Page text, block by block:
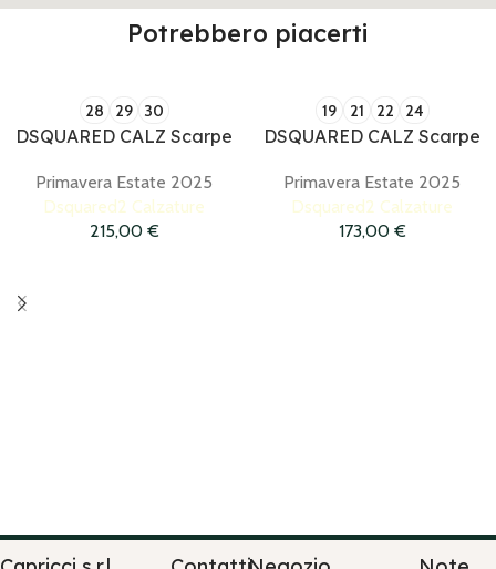
Potrebbero piacerti
28 29 30
DSQUARED CALZ Scarpe
Primavera Estate 2025
Dsquared2 Calzature
215,00 €
19 21 22 24
DSQUARED CALZ Scarpe
Primavera Estate 2025
Dsquared2 Calzature
173,00 €